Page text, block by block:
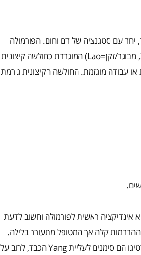
עם סטגנציה של דם וחום. הפורמולה
, מבוגר/זקן=Lao) המוגדרת כחולשה קיצונית
עבודה מוגזמת. החולשה הקיצונית גורמת
אינדיקציה ראשית לפורמולה וחשוב לדעת
קלה אך המטופל מתעורר בלילה.
הם סימנים לעליית Yangהכבד, לרוב על